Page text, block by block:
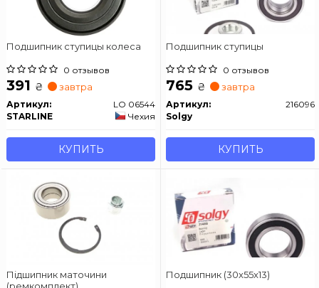
Подшипник ступицы колеса
0 отзывов
391 ₴ завтра
Артикул:
LO 06544
STARLINE
Чехия
КУПИТЬ
Подшипник ступицы
0 отзывов
765 ₴ завтра
Артикул:
216096
Solgy
КУПИТЬ
Підшипник маточини
(ремкомплект)
Подшипник (30x55x13)